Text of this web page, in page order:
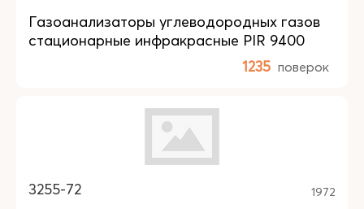
Газоанализаторы углеводородных газов
стационарные инфракрасные PIR 9400
1235 поверок
3255-72 1972